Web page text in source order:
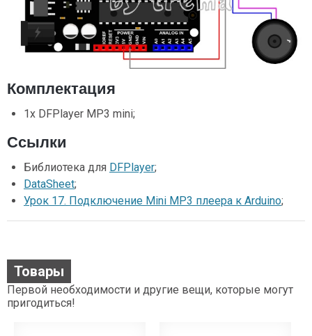
Комплектация
1х DFPlayer MP3 mini;
Ссылки
Библиотека для DFPlayer;
DataSheet;
Урок 17. Подключение Mini MP3 плеера к Arduino;
Товары
Первой необходимости и другие вещи, которые могут
пригодиться!